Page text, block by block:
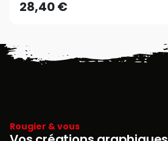
28,40 €
Rougier & vous